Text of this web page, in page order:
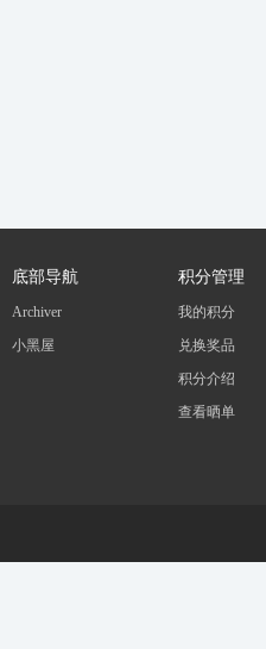
底部导航
Archiver
小黑屋
积分管理
我的积分
兑换奖品
积分介绍
查看晒单